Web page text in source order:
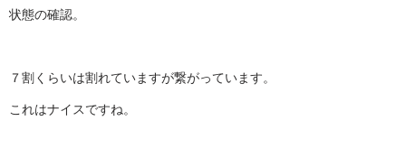
状態の確認。
７割くらいは割れていますが繋がっています。
これはナイスですね。